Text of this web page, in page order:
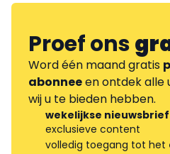
Proef ons
Word één maand gratis
abonneeen ontdek alle
wij u te bieden hebben.
wekelijkse nieuwsbrief
exclusieve content
volledig toegang tot het